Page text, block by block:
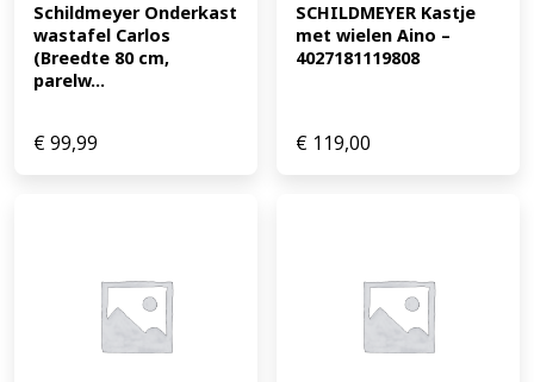
Schildmeyer Onderkast
wastafel Carlos
(Breedte 80 cm,
parelw...
€99,99
SCHILDMEYER Kastje
met wielen Aino –
4027181119808
€ 119,00